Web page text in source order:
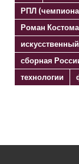
РПЛ
Роман
сборная
технологии